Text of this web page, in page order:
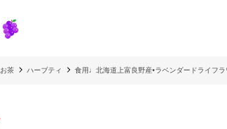
お茶 ハーブティ 食用♩北海道上富良野産•ラベンダードライフ